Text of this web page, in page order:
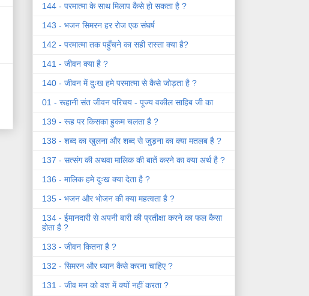
144 - परमात्मा के साथ मिलाप कैसे हो सकता है ?
143 - भजन सिमरन हर रोज एक संघर्ष
142 - परमात्मा तक पहुँचने का सही रास्ता क्या है?
141 - जीवन क्या है ?
140 - जीवन में दुःख हमे परमात्मा से कैसे जोड़ता है ?
01 - रूहानी संत जीवन परिचय - पूज्य वकील साहिब जी का
139 - रूह पर किसका हुकम चलता है ?
138 - शब्द का खुलना और शब्द से जुड़ना का क्या मतलब है ?
137 - सत्संग की अथवा मालिक की बातें करने का क्या अर्थ है ?
136 - मालिक हमे दुःख क्या देता है ?
135 - भजन और भोजन की क्या महत्वता है ?
134 - ईमानदारी से अपनी बारी की प्रतीक्षा करने का फल कैसा
होता है ?
133 - जीवन कितना है ?
132 - सिमरन और ध्यान कैसे करना चाहिए ?
131 - जीव मन को वश में क्यों नहीं करता ?